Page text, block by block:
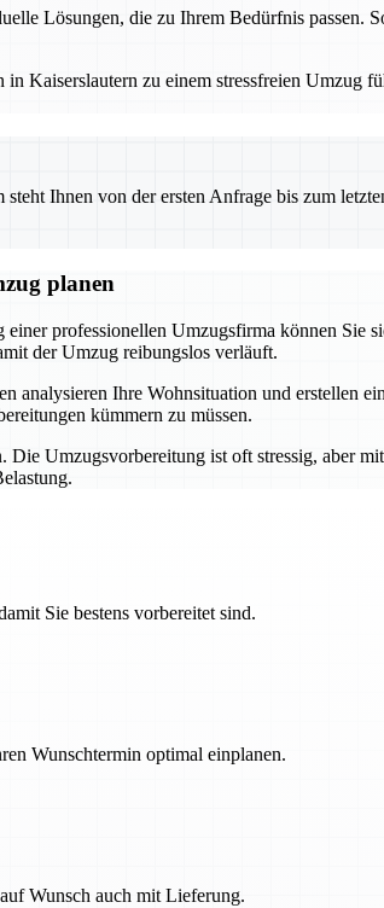
Lösungen, die zu Ihrem Bedürfnis passen.
Kaiserslautern zu einem stressfreien
Ihnen von der ersten Anfrage bis zum
planen
professionellen Umzugsfirma können Sie
der Umzug reibungslos verläuft.
Ihre Wohnsituation und erstellen
kümmern zu müssen.
Umzugsvorbereitung ist oft stressig, aber
Sie bestens vorbereitet sind.
Wunschtermin optimal einplanen.
Wunsch auch mit Lieferung.